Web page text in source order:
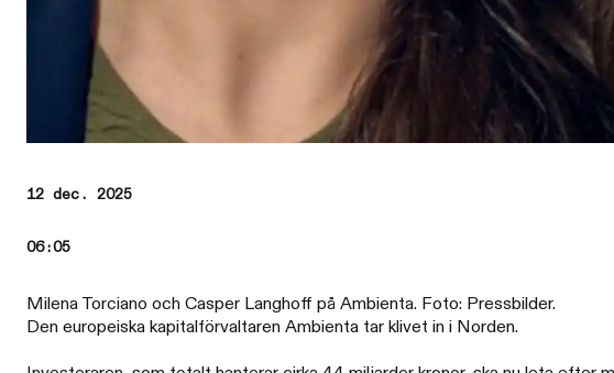
12 dec. 2025
06:05
Milena Torciano och Casper Langhoff på Ambienta. Foto: Pressbilder.
Den europeiska kapitalförvaltaren Ambienta tar klivet in i Norden.